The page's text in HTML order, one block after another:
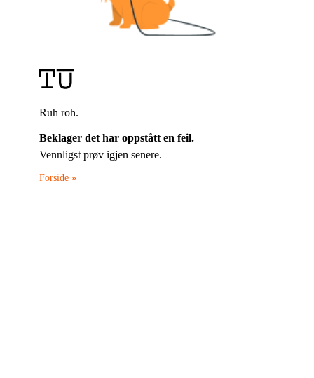
Ruh roh.
Beklager det har oppstått en feil.
Vennligst prøv igjen senere.
Forside »